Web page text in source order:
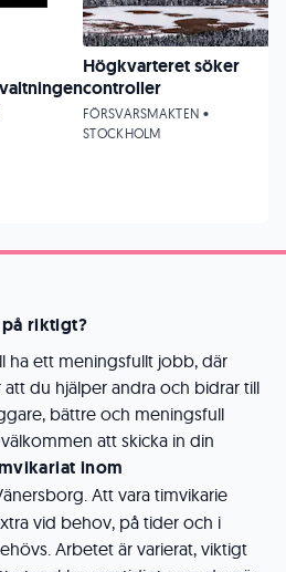
riktigt?
ha ett meningsfullt jobb, där
du hjälper andra och bidrar till
bättre och meningsfull
att skicka in din
inom
Att vara timvikarie
vid behov, på tider och i
Arbetet är varierat, viktigt
Högkvarteret söker
controller
FÖRSVARSMAKTEN •
STOCKHOLM